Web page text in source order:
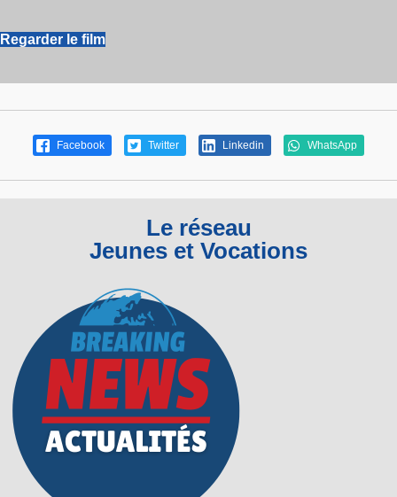
Regarder le film
Facebook Twitter Linkedin WhatsApp
Le réseau
Jeunes et Vocations